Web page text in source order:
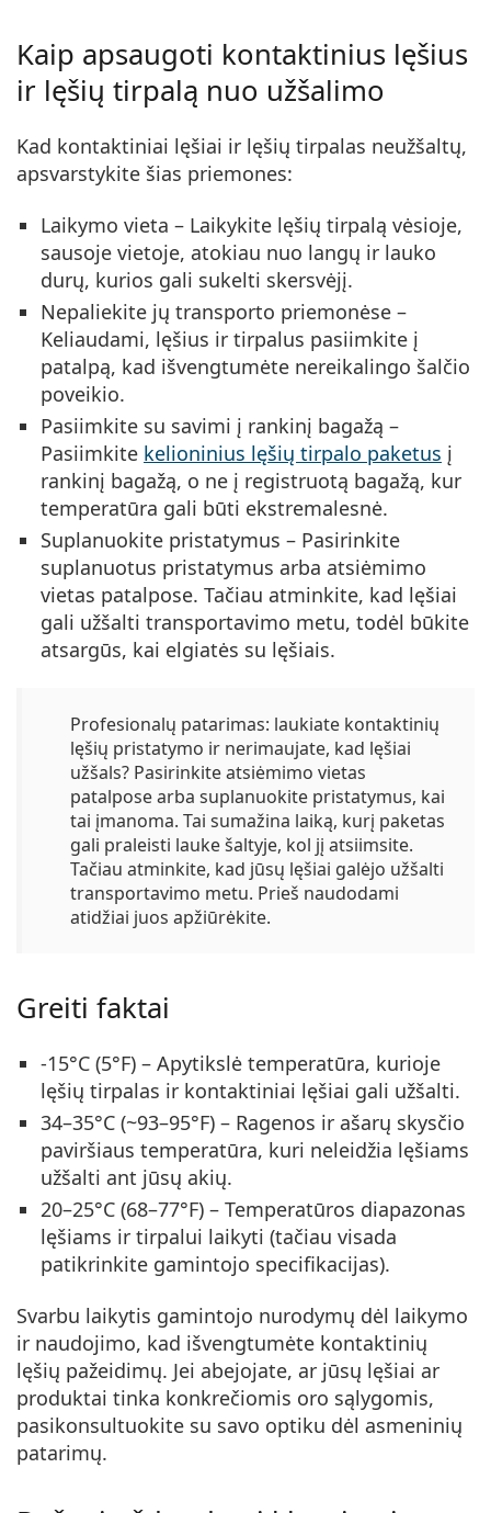
Kaip apsaugoti kontaktinius lęšius
ir lęšių tirpalą nuo užšalimo
Kad kontaktiniai lęšiai ir lęšių tirpalas neužšaltų,
apsvarstykite šias priemones:
Laikymo vieta – Laikykite lęšių tirpalą vėsioje,
sausoje vietoje, atokiau nuo langų ir lauko
durų, kurios gali sukelti skersvėjį.
Nepaliekite jų transporto priemonėse –
Keliaudami, lęšius ir tirpalus pasiimkite į
patalpą, kad išvengtumėte nereikalingo šalčio
poveikio.
Pasiimkite su savimi į rankinį bagažą –
Pasiimkite kelioninius lęšių tirpalo paketus į
rankinį bagažą, o ne į registruotą bagažą, kur
temperatūra gali būti ekstremalesnė.
Suplanuokite pristatymus – Pasirinkite
suplanuotus pristatymus arba atsiėmimo
vietas patalpose. Tačiau atminkite, kad lęšiai
gali užšalti transportavimo metu, todėl būkite
atsargūs, kai elgiatės su lęšiais.
Profesionalų patarimas: laukiate kontaktinių
lęšių pristatymo ir nerimaujate, kad lęšiai
užšals? Pasirinkite atsiėmimo vietas
patalpose arba suplanuokite pristatymus, kai
tai įmanoma. Tai sumažina laiką, kurį paketas
gali praleisti lauke šaltyje, kol jį atsiimsite.
Tačiau atminkite, kad jūsų lęšiai galėjo užšalti
transportavimo metu. Prieš naudodami
atidžiai juos apžiūrėkite.
Greiti faktai
-15°C (5°F) – Apytikslė temperatūra, kurioje
lęšių tirpalas ir kontaktiniai lęšiai gali užšalti.
34–35°C (~93–95°F) – Ragenos ir ašarų skysčio
paviršiaus temperatūra, kuri neleidžia lęšiams
užšalti ant jūsų akių.
20–25°C (68–77°F) – Temperatūros diapazonas
lęšiams ir tirpalui laikyti (tačiau visada
patikrinkite gamintojo specifikacijas).
Svarbu laikytis gamintojo nurodymų dėl laikymo
ir naudojimo, kad išvengtumėte kontaktinių
lęšių pažeidimų. Jei abejojate, ar jūsų lęšiai ar
produktai tinka konkrečiomis oro sąlygomis,
pasikonsultuokite su savo optiku dėl asmeninių
patarimų.